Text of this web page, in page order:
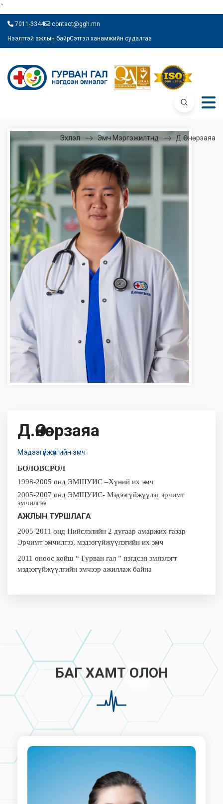
`
7011-3344 contact@ggh.mn
Нээлттэй ажлын байрСэтгэл ханамжийн судалгаа
Эхлэл Эмч Мэргэжилтнүүд Д.Өнөрзаяа
Д.Өнөрзаяа
Мэдээгүйжүүлгийн эмч
БОЛОВСРОЛ
1998-2005 онд ЭМШУИС –Хүний их эмч
2005-2007 онд ЭМШУИС- Мэдээгүйжүүлэг эрчимт
эмчилгээ
АЖЛЫН ТУРШЛАГА
2005-2011 онд Нийслэлийн 2 дугаар амаржих газар
Эрчимт эмчилгээ, мэдээгүйжүүлэгийн их эмч
2011 оноос хойш “ Гурван гал ” нэгдсэн эмнэлэгт
мэдээгүйжүүлгийн эмчээр ажиллаж байна
БАГ ХАМТ ОЛОН